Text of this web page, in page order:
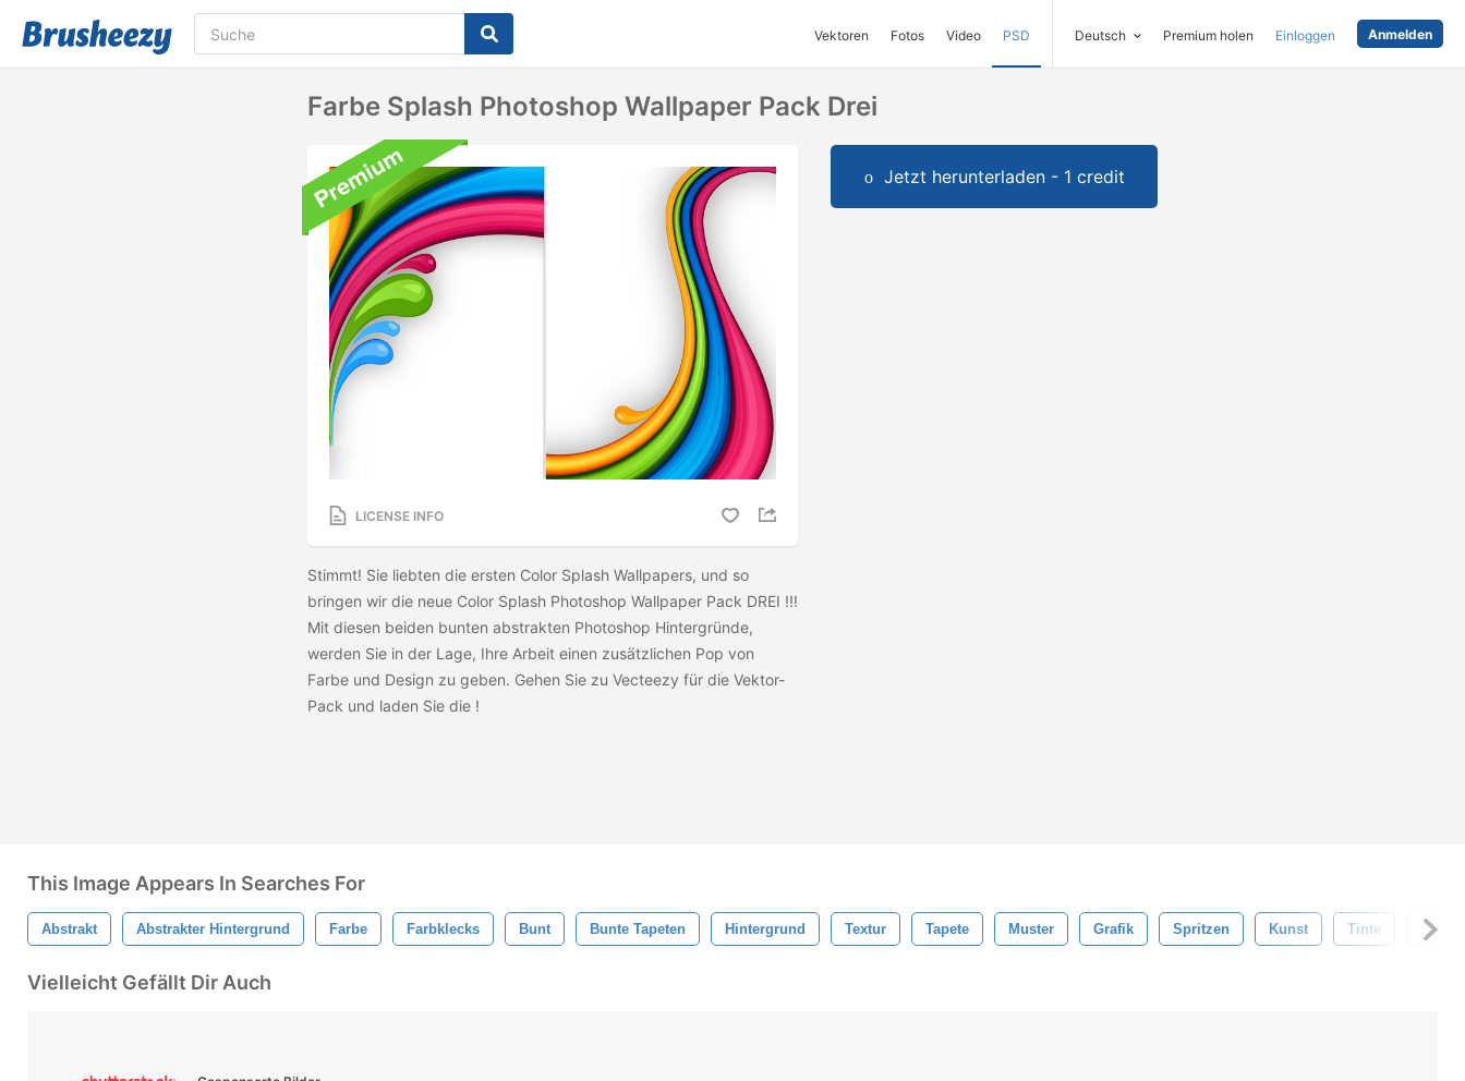
Vektoren Fotos Video PSD Deutsch Premium holen Einloggen Anmelden
Farbe Splash Photoshop Wallpaper Pack Drei
LICENSE INFO
Stimmt! Sie liebten die ersten Color Splash Wallpapers, und so
bringen wir die neue Color Splash Photoshop Wallpaper Pack DREI !!!
Mit diesen beiden bunten abstrakten Photoshop Hintergründe,
werden Sie in der Lage, Ihre Arbeit einen zusätzlichen Pop von
Farbe und Design zu geben. Gehen Sie zu Vecteezy für die Vektor-
Pack und laden Sie die !
Jetzt herunterladen - 1 credit
This Image Appears In Searches For
Abstrakt Abstrakter Hintergrund Farbe Farbklecks Bunt Bunte Tapeten Hintergrund Textur Tapete Muster Grafik Spritzen Kunst Tinte Blau
Vielleicht Gefällt Dir Auch